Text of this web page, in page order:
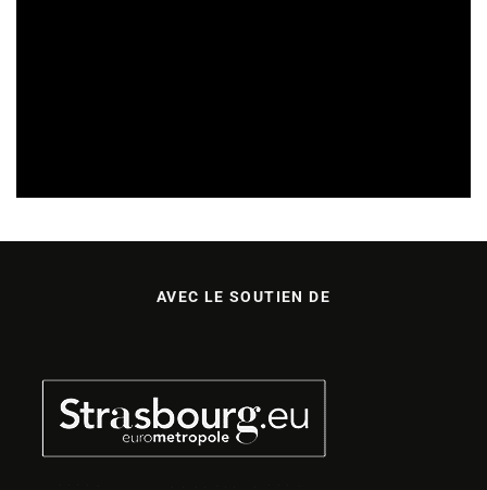
AVEC LE SOUTIEN DE